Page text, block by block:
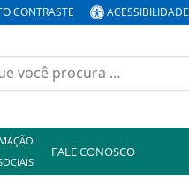
CONTRASTE ACESSIBILIDADE
FALE CONOSCO